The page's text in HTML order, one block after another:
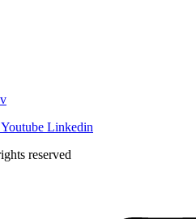
Youtube Linkedin
reserved​